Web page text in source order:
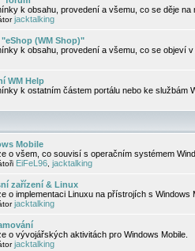
k obsahu, provedení a všemu, co se děje na
jacktalking
"eShop (WM Shop)"
k obsahu, provedení a všemu, co se objeví
WM Help
k ostatním částem portálu nebo ke službám
Mobile
o všem, co souvisí s operačním systémem
EiFeL96 jacktalking
zařízení & Linux
o implementaci Linuxu na přístrojích s Windows
jacktalking
o vývojářských aktivitách pro Windows Mobile.
jacktalking